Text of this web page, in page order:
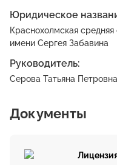
Юридическое
Краснохолмская
имени Сергея Забавина
Руководитель:
Серова Татьяна Петровна
Документы